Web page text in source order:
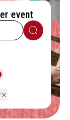
event
Sök